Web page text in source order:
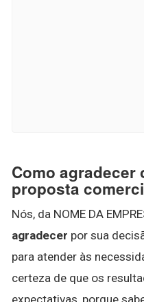
Como agradecer
proposta
Nós, da NOME DA
agradecer por sua
para atender às
certeza de que os
expectativas, porque